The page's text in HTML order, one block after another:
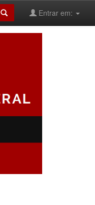
Entrar em: